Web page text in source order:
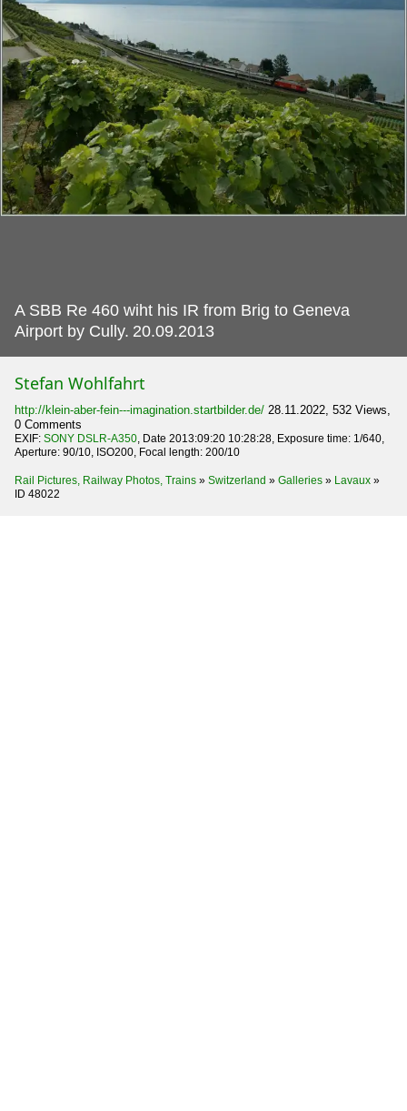
A SBB Re 460 wiht his IR from Brig to Geneva
Airport by Cully. 20.09.2013
Stefan Wohlfahrt
http://klein-aber-fein---imagination.startbilder.de/ 28.11.2022, 532 Views,
0 Comments
EXIF: SONY DSLR-A350, Date 2013:09:20 10:28:28, Exposure time: 1/640,
Aperture: 90/10, ISO200, Focal length: 200/10
Rail Pictures, Railway Photos, Trains » Switzerland » Galleries » Lavaux »
ID 48022